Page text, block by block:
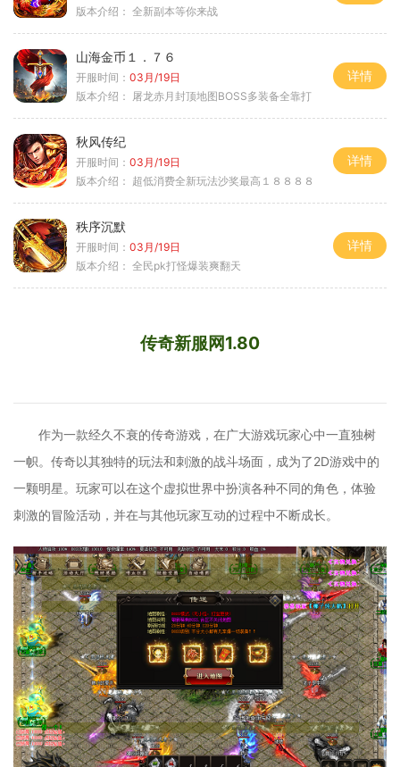
版本介绍： 全新副本等你来战
山海金币１．７６
开服时间： 03月/19日
版本介绍： 屠龙赤月封顶地图BOSS多装备全靠打
详情
秋风传纪
开服时间： 03月/19日
版本介绍： 超低消费全新玩法沙奖最高１８８８８
详情
秩序沉默
开服时间： 03月/19日
版本介绍： 全民pk打怪爆装爽翻天
详情
传奇新服网1.80
作为一款经久不衰的传奇游戏，在广大游戏玩家心中一直独树
一帜。传奇以其独特的玩法和刺激的战斗场面，成为了2D游戏中的
一颗明星。玩家可以在这个虚拟世界中扮演各种不同的角色，体验
刺激的冒险活动，并在与其他玩家互动的过程中不断成长。